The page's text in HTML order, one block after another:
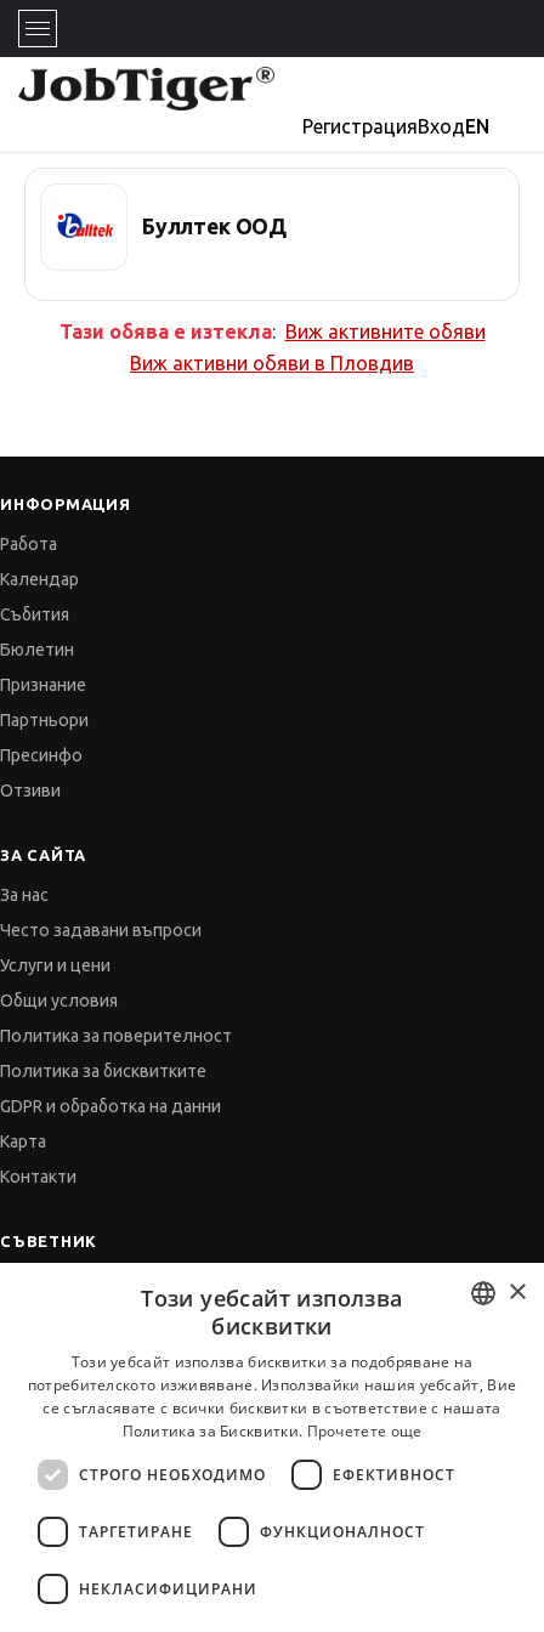
РегистрацияВходEN
Буллтек ООД
Тази обява е изтекла: Виж активните обяви
Виж активни обяви в Пловдив
ИНФОРМАЦИЯ
Работа
Календар
Събития
Бюлетин
Признание
Партньори
Пресинфо
Отзиви
ЗА САЙТА
За нас
Често задавани въпроси
Услуги и цени
Общи условия
Политика за поверителност
Политика за бисквитките
GDPR и обработка на данни
Карта
Контакти
СЪВЕТНИК
Когато получим оферта
Vihra AI
За новодошли
BULGARIAN
ENGLISH
×
Този уебсайт използва
бисквитки
Този уебсайт използва бисквитки за подобряване на
потребителското изживяване. Използвайки нашия уебсайт, Вие
се съгласявате с всички бисквитки в съответствие с нашата
Политика за Бисквитки. Прочетете още
СТРОГО НЕОБХОДИМО ЕФЕКТИВНОСТ
ТАРГЕТИРАНЕ ФУНКЦИОНАЛНОСТ
НЕКЛАСИФИЦИРАНИ